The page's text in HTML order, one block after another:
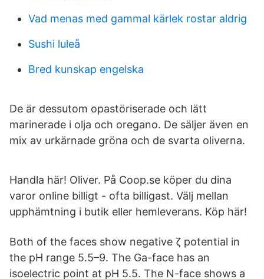
Vad menas med gammal kärlek rostar aldrig
Sushi luleå
Bred kunskap engelska
De är dessutom opastöriserade och lätt
marinerade i olja och oregano. De säljer även en
mix av urkärnade gröna och de svarta oliverna.
Handla här! Oliver. På Coop.se köper du dina
varor online billigt - ofta billigast. Välj mellan
upphämtning i butik eller hemleverans. Köp här!
Both of the faces show negative ζ potential in
the pH range 5.5–9. The Ga-face has an
isoelectric point at pH 5.5. The N-face shows a